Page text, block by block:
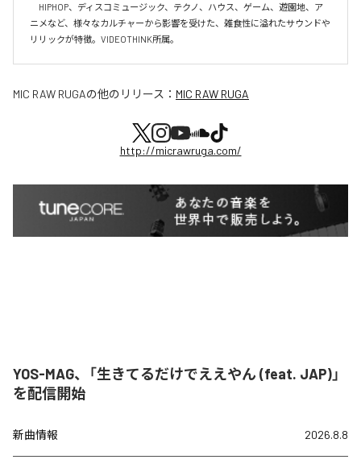
HIPHOP、ディスコミュージック、テクノ、ハウス、ゲーム、遊園地、ア
ニメなど、様々なカルチャーから影響を受けた、雑食性に溢れたサウンドや
リリックが特徴。VIDEOTHINK所属。
MIC RAW RUGAの他のリリース： MIC RAW RUGA
http://micrawruga.com/
YOS-MAG、「生きてるだけでええやん (feat. JAP)」
を配信開始
新曲情報 2026.8.8